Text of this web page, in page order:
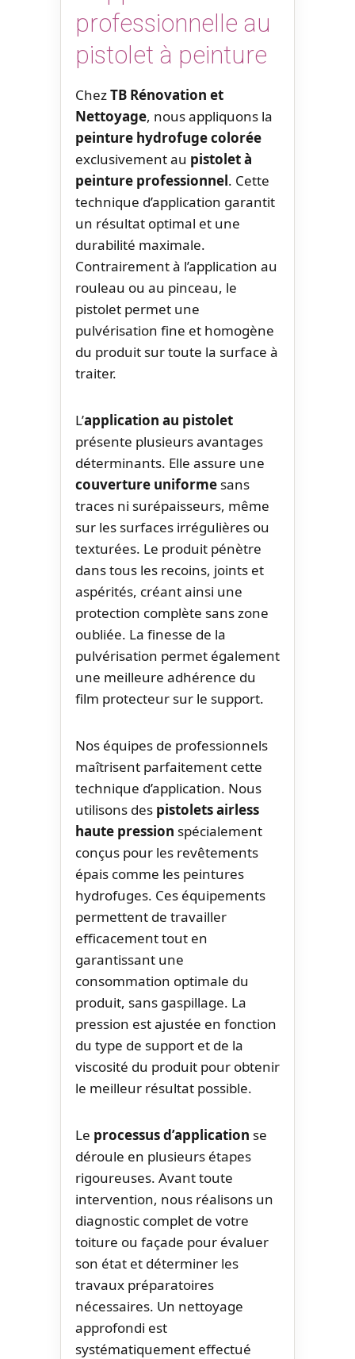
professionnelle au
pistolet à peinture
ChezTB Rénovation et
Nettoyage, nous appliquons la
peinture hydrofuge colorée
exclusivement au pistolet à
peinture professionnel. Cette
technique d’application garantit
un résultat optimal et une
durabilité maximale.
Contrairement à l’application au
rouleau ou au pinceau, le
pistolet permet une
pulvérisation fine et homogène
du produit sur toute la surface à
traiter.
L’application au pistolet
présente plusieurs avantages
déterminants. Elle assure une
couverture uniforme sans
traces ni surépaisseurs, même
sur les surfaces irrégulières ou
texturées. Le produit pénètre
dans tous les recoins, joints et
aspérités, créant ainsi une
protection complète sans zone
oubliée. La finesse de la
pulvérisation permet également
une meilleure adhérence du
film protecteur sur le support.
Nos équipes de professionnels
maîtrisent parfaitement cette
technique d’application. Nous
utilisons des pistolets airless
haute pression spécialement
conçus pour les revêtements
épais comme les peintures
hydrofuges. Ces équipements
permettent de travailler
efficacement tout en
garantissant une
consommation optimale du
produit, sans gaspillage. La
pression est ajustée en fonction
du type de support et de la
viscosité du produit pour obtenir
le meilleur résultat possible.
Le processus d’application se
déroule en plusieurs étapes
rigoureuses. Avant toute
intervention, nous réalisons un
diagnostic complet de votre
toiture ou façade pour évaluer
son état et déterminer les
travaux préparatoires
nécessaires. Un nettoyage
approfondi est
systématiquement effectué